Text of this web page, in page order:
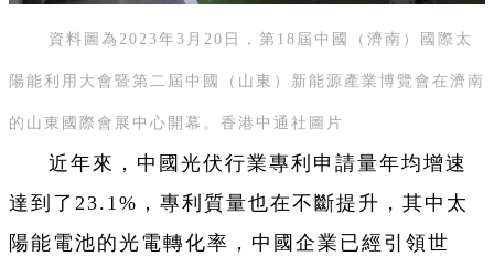
資料圖為2023年3月20日，第18屆中國（濟南）國際太
陽能利用大會暨第二屆中國（山東）新能源產業博覽會在濟南
的山東國際會展中心開幕。香港中通社圖片
近年來，中國光伏行業專利申請量年均增速
達到了23.1%，專利質量也在不斷提升，其中太
陽能電池的光電轉化率，中國企業已經引領世